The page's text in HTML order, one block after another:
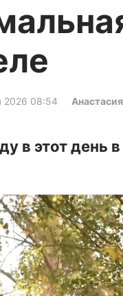
2026 08:54
в этот день